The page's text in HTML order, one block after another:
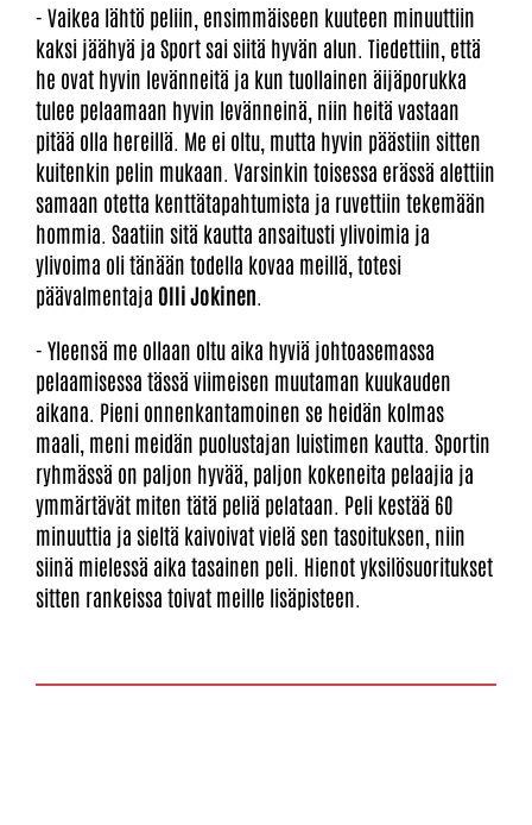
- Vaikea lähtö peliin, ensimmäiseen kuuteen minuuttiin
kaksi jäähyä ja Sport sai siitä hyvän alun. Tiedettiin, että
he ovat hyvin levänneitä ja kun tuollainen äijäporukka
tulee pelaamaan hyvin levänneinä, niin heitä vastaan
pitää olla hereillä. Me ei oltu, mutta hyvin päästiin sitten
kuitenkin pelin mukaan. Varsinkin toisessa erässä alettiin
samaan otetta kenttätapahtumista ja ruvettiin tekemään
hommia. Saatiin sitä kautta ansaitusti ylivoimia ja
ylivoima oli tänään todella kovaa meillä, totesi
päävalmentaja Olli Jokinen
- Yleensä me ollaan oltu aika hyviä johtoasemassa
pelaamisessa tässä viimeisen muutaman kuukauden
aikana. Pieni onnenkantamoinen se heidän kolmas
maali, meni meidän puolustajan luistimen kautta. Sportin
ryhmässä on paljon hyvää, paljon kokeneita pelaajia ja
ymmärtävät miten tätä peliä pelataan. Peli kestää 60
minuuttia ja sieltä kaivoivat vielä sen tasoituksen, niin
siinä mielessä aika tasainen peli. Hienot yksilösuoritukset
sitten rankeissa toivat meille lisäpisteen.